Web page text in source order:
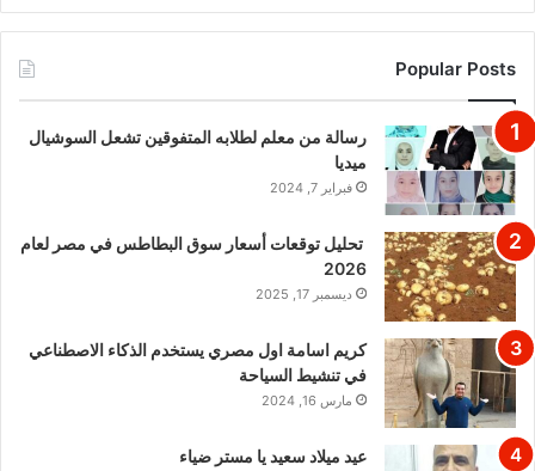
Popular Posts
رسالة من معلم لطلابه المتفوقين تشعل السوشيال
ميديا
فبراير 7, 2024
تحليل توقعات أسعار سوق البطاطس في مصر لعام
2026
ديسمبر 17, 2025
كريم اسامة اول مصري يستخدم الذكاء الاصطناعي
في تنشيط السياحة
مارس 16, 2024
عيد ميلاد سعيد يا مستر ضياء